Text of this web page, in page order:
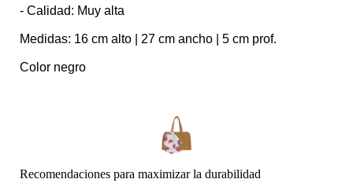
- Calidad: Muy alta
Medidas: 16 cm alto | 27 cm ancho | 5 cm prof.
Color negro
Recomendaciones para maximizar la durabilidad